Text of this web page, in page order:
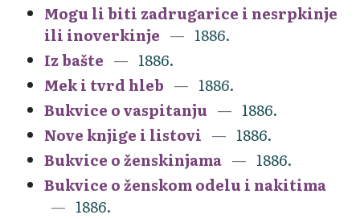
Mogu li biti zadrugarice i nesrpkinje
ili inoverkinje
1886.
Iz bašte
1886.
Mek i tvrd hleb
1886.
Bukvice o vaspitanju
1886.
Nove knjige i listovi
1886.
Bukvice o ženskinjama
1886.
Bukvice o ženskom odelu i nakitima
1886.